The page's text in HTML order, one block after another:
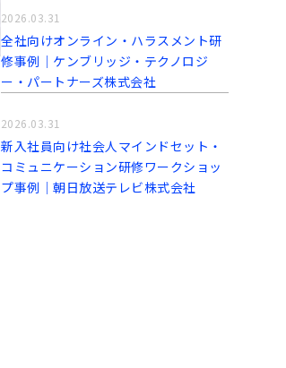
全社向けオンライン・ハラスメント研
修事例│ケンブリッジ・テクノロジ
ー・パートナーズ株式会社
2026.03.31
新入社員向け社会人マインドセット・
コミュニケーション研修ワークショッ
プ事例│朝日放送テレビ株式会社
2026.03.31